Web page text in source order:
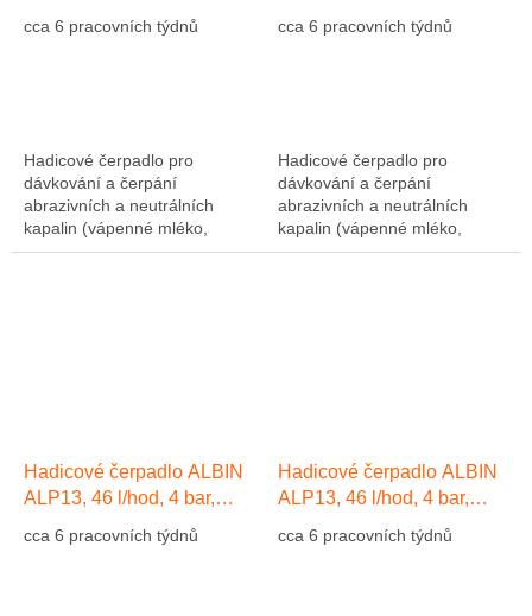
cca 6 pracovních týdnů
Hadicové čerpadlo pro
dávkování a čerpání
abrazivních a neutrálních
kapalin (vápenné mléko,
abrazivní kaly, atd....). Výkon
hadice Přírodní kaučuk NR
cca 6 pracovních týdnů
Hadicové čerpadlo pro
dávkování a čerpání
abrazivních a neutrálních
kapalin (vápenné mléko,
abrazivní kaly, atd....). Výkon
Hadicové čerpadlo ALBIN
ALP13, 46 l/hod, 4 bar,
hadice EPDM
cca 6 pracovních týdnů
Hadicové čerpadlo ALBIN
ALP13, 46 l/hod, 4 bar,
hadice Přírodní kaučuk NR
cca 6 pracovních týdnů